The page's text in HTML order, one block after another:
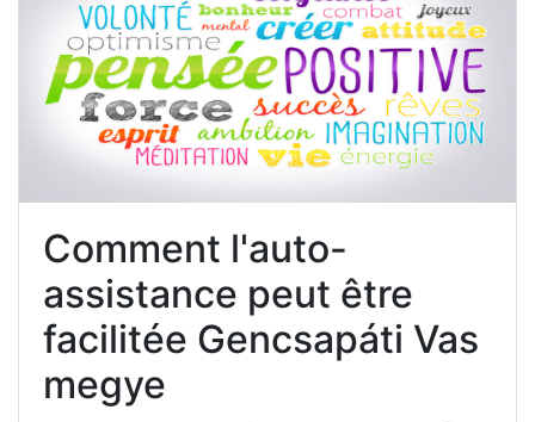
Comment l'auto-
assistance peut être
facilitée Gencsapáti Vas
megye